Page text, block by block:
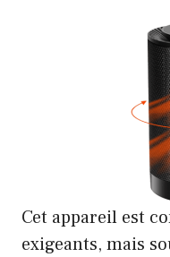
Cet appareil est
exigeants, mais